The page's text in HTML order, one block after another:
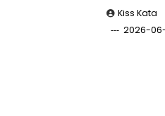
Kiss Kata
2026-